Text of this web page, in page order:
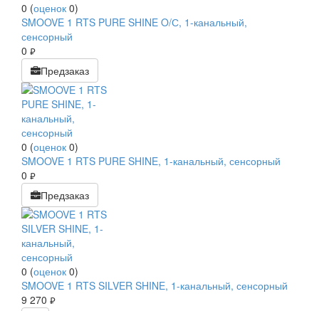
0 (оценок 0)
SMOOVE 1 RTS PURE SHINE O/С, 1-канальный,
сенсорный
0 руб.
Предзаказ
0 (оценок 0)
SMOOVE 1 RTS PURE SHINE, 1-канальный, сенсорный
0 руб.
Предзаказ
0 (оценок 0)
SMOOVE 1 RTS SILVER SHINE, 1-канальный, сенсорный
9 270 руб.